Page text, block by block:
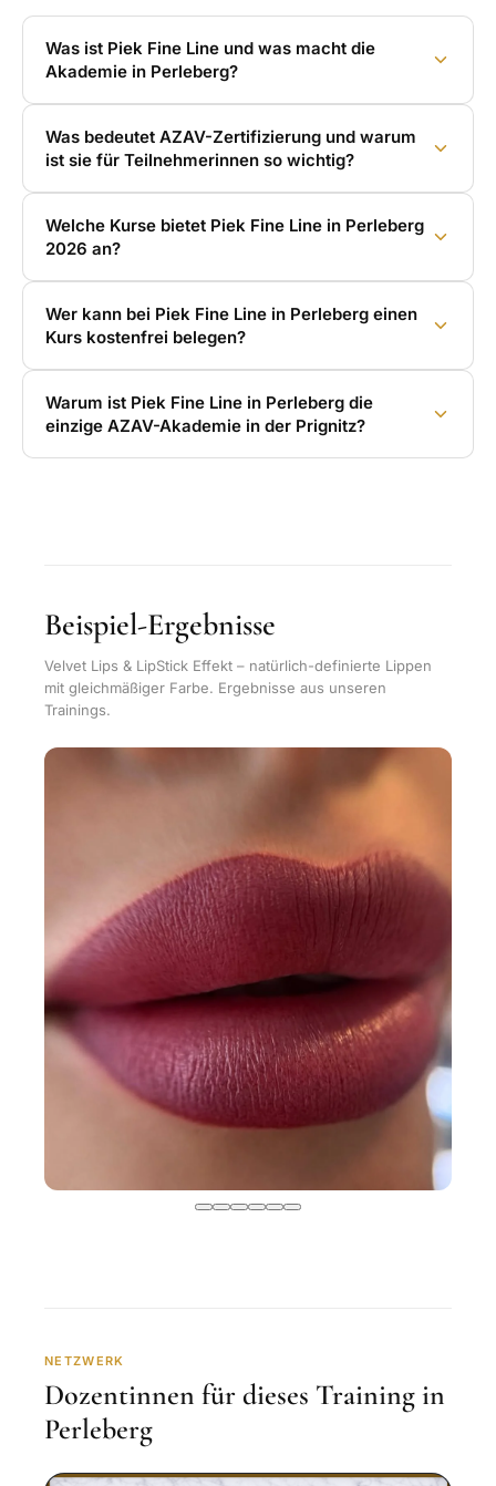
Was ist Piek Fine Line und was macht die
Akademie in Perleberg?
Was bedeutet AZAV-Zertifizierung und warum
ist sie für Teilnehmerinnen so wichtig?
Welche Kurse bietet Piek Fine Line in Perleberg
2026 an?
Wer kann bei Piek Fine Line in Perleberg einen
Kurs kostenfrei belegen?
Warum ist Piek Fine Line in Perleberg die
einzige AZAV-Akademie in der Prignitz?
Beispiel-Ergebnisse
Velvet Lips & LipStick Effekt – natürlich-definierte Lippen
mit gleichmäßiger Farbe. Ergebnisse aus unseren
Trainings.
NETZWERK
Dozentinnen für dieses Training in
Perleberg